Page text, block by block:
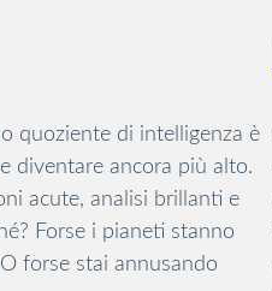
quoziente di intelligenza è
diventare ancora più alto.
acute, analisi brillanti e
Forse i pianeti stanno
forse stai annusando